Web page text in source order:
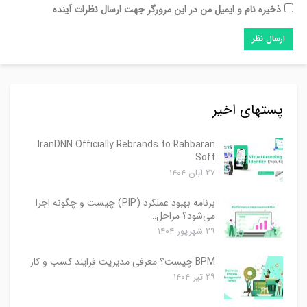
ذخیره نام و ایمیل من در این مرورگر جهت ارسال نظرات آینده
پستهای اخیر
IranDNN Officially Rebrands to Rahbaran
Soft
۲۷ آبان ۱۴۰۴
برنامه بهبود عملکرد (PIP) چیست و چگونه اجرا
می‌شود؟ مراحل…
۲۹ شهریور ۱۴۰۴
BPM چیست؟ معرفی مدیریت فرایند کسب و کار
۲۹ تیر ۱۴۰۴